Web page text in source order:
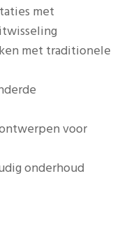
met
met traditionele
voor
onderhoud